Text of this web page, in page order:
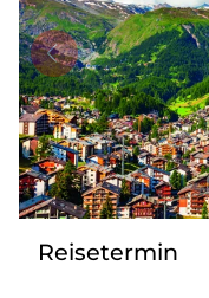
Flughafentransfer
Kontakt
Reisetermin